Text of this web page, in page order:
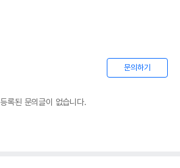
문의하기
등록된 문의글이 없습니다.